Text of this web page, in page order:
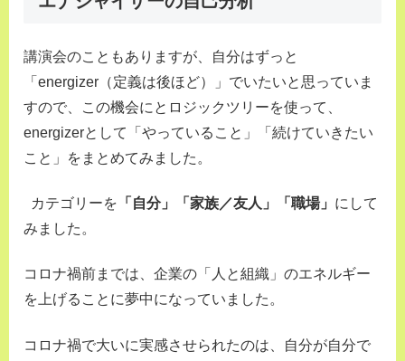
講演会のこともありますが、自分はずっと
「energizer（定義は後ほど）」でいたいと思っていま
すので、この機会にとロジックツリーを使って、
energizerとして「やっていること」「続けていきたい
こと」をまとめてみました。
カテゴリーを 「自分」「家族／友人」「職場」 にして
みました。
コロナ禍前までは、企業の「人と組織」のエネルギー
を上げることに夢中になっていました。
コロナ禍で大いに実感させられたのは、自分が自分で